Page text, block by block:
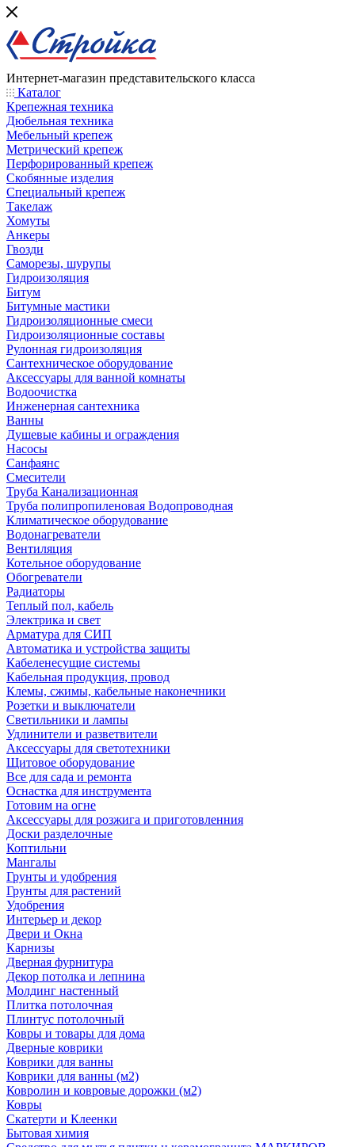
Интернет-магазин представительского класса
Каталог
Крепежная техника
Дюбельная техника
Мебельный крепеж
Метрический крепеж
Перфорированный крепеж
Скобянные изделия
Специальный крепеж
Такелаж
Хомуты
Анкеры
Гвозди
Саморезы, шурупы
Гидроизоляция
Битум
Битумные мастики
Гидроизоляционные смеси
Гидроизоляционные составы
Рулонная гидроизоляция
Сантехническое оборудование
Аксессуары для ванной комнаты
Водоочистка
Инженерная сантехника
Ванны
Душевые кабины и ограждения
Насосы
Санфаянс
Смесители
Труба Канализационная
Труба полипропиленовая Водопроводная
Климатическое оборудование
Водонагреватели
Вентиляция
Котельное оборудование
Обогреватели
Радиаторы
Теплый пол, кабель
Электрика и свет
Арматура для СИП
Автоматика и устройства защиты
Кабеленесущие системы
Кабельная продукция, провод
Клемы, сжимы, кабельные наконечники
Розетки и выключатели
Светильники и лампы
Удлинители и разветвители
Аксессуары для светотехники
Щитовое оборудование
Все для сада и ремонта
Оснастка для инструмента
Готовим на огне
Аксессуары для розжига и приготовленния
Доски разделочные
Коптильни
Мангалы
Грунты и удобрения
Грунты для растений
Удобрения
Интерьер и декор
Двери и Окна
Карнизы
Дверная фурнитура
Декор потолка и лепнина
Молдинг настенный
Плитка потолочная
Плинтус потолочный
Ковры и товары для дома
Дверные коврики
Коврики для ванны
Коврики для ванны (м2)
Ковролин и ковровые дорожки (м2)
Ковры
Скатерти и Клеенки
Бытовая химия